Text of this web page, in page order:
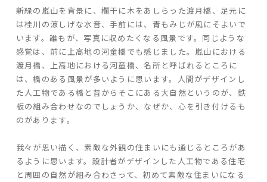
- ARS WAY
- 設計コンセプト
- 商品コンセプト
デザイン
- 空間デザイン
- 内観デザイン
- 生活デザイン
性能
新緑の嵐山を背景に、欄干に木をあしらった渡月橋、足元に
は桂川の涼しげな水音、手前には、青もみじが風にそよいで
います。誰もが、写真に収めたくなる風景です。同じような
感覚は、前に上高地の河童橋でも感じました。嵐山における
渡月橋、上高地における河童橋、名所と呼ばれるところに
は、橋のある風景が多いように思います。人間がデザインし
た人工物である橋と昔からそこにある大自然というのが、鉄
板の組み合わせなのでしょうか、なぜか、心を引き付けるも
のがあります。
我々が思い描く、素敵な外観の住まいにも通じるところがあ
るように思います。設計者がデザインした人工物である住宅
と周囲の自然が組み合わさって、初めて素敵な住まいになる